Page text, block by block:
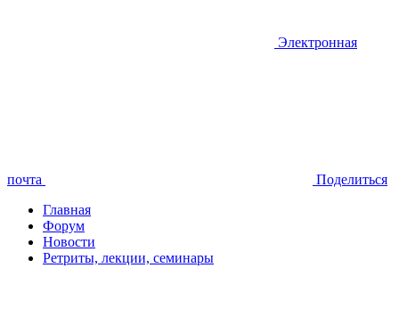
Электронная
почта
Поделиться
Главная
Форум
Новости
Ретриты, лекции, семинары